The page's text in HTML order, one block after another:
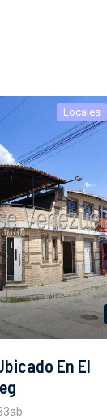
Locales
En El